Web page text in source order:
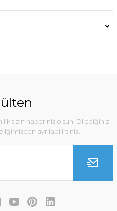
ilk sizin haberiniz olsun! Dilediğiniz
ayrılabilirsiniz.